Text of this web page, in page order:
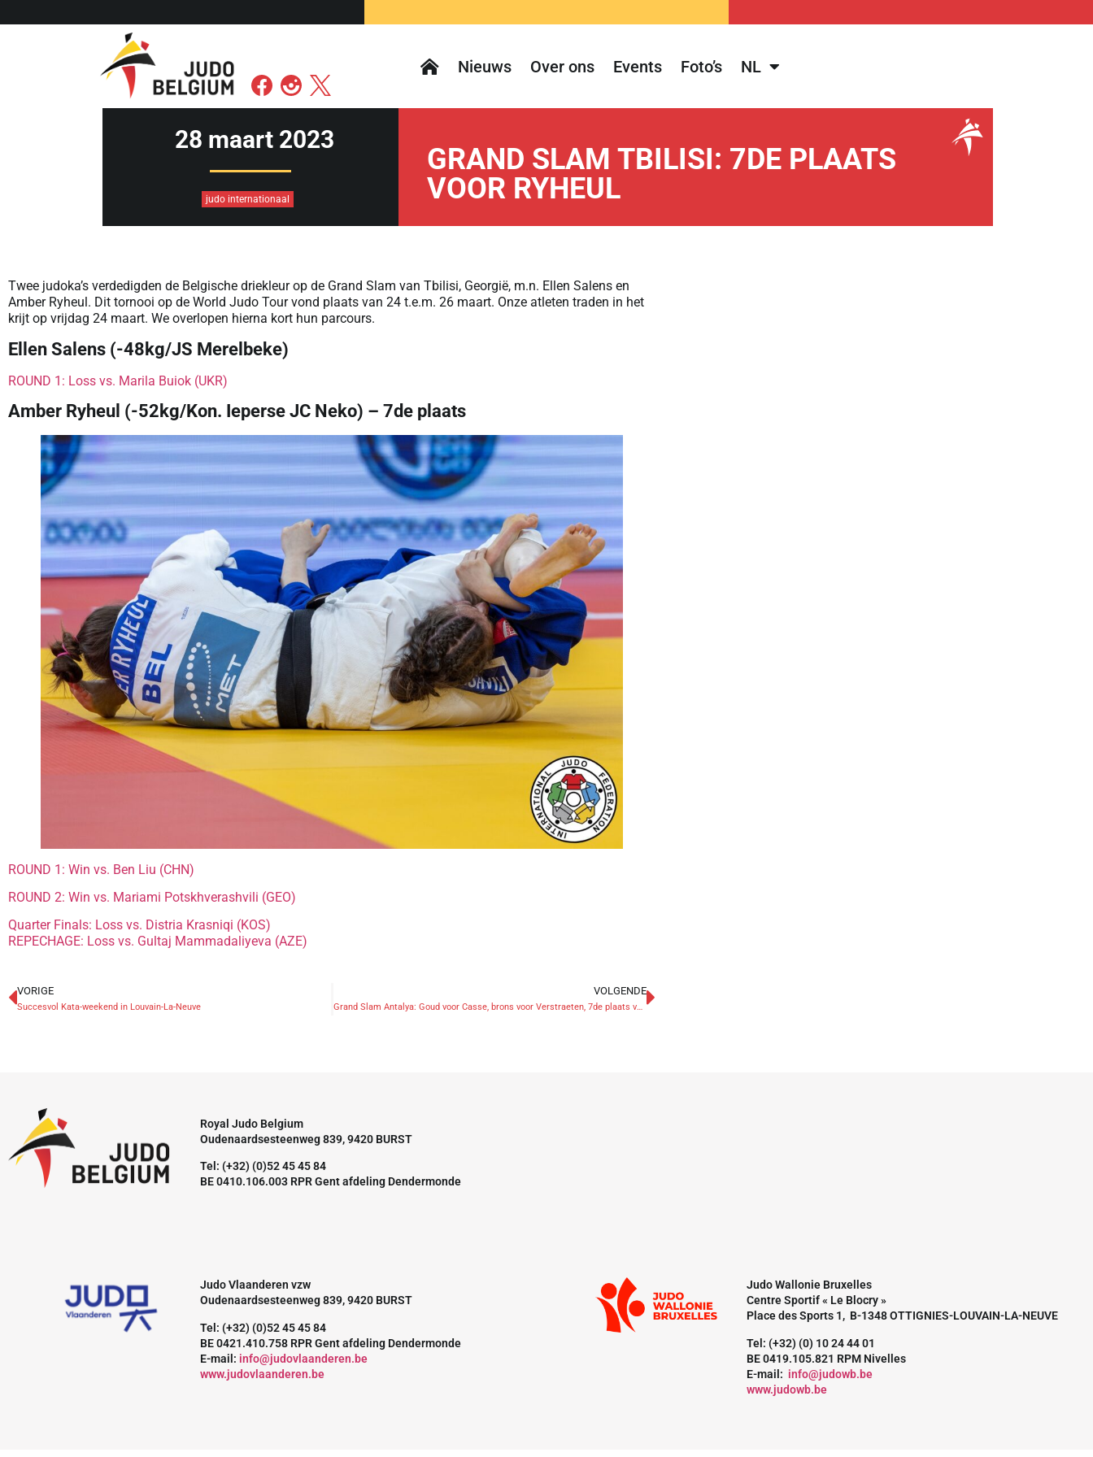
Nieuws Over ons Events Foto’s NL
28 maart 2023
judo internationaal
GRAND SLAM TBILISI: 7DE PLAATS
VOOR RYHEUL
Twee judoka’s verdedigden de Belgische driekleur op de Grand Slam van Tbilisi, Georgië, m.n. Ellen Salens en
Amber Ryheul. Dit tornooi op de World Judo Tour vond plaats van 24 t.e.m. 26 maart. Onze atleten traden in het
krijt op vrijdag 24 maart. We overlopen hierna kort hun parcours.
Ellen Salens (-48kg/JS Merelbeke)
ROUND 1: Loss vs. Marila Buiok (UKR)
Amber Ryheul (-52kg/Kon. Ieperse JC Neko) – 7de plaats
ROUND 1: Win vs. Ben Liu (CHN)
ROUND 2: Win vs. Mariami Potskhverashvili (GEO)
Quarter Finals: Loss vs. Distria Krasniqi (KOS)
REPECHAGE: Loss vs. Gultaj Mammadaliyeva (AZE)
VORIGE
Succesvol Kata-weekend in Louvain-La-Neuve
VOLGENDE
Grand Slam Antalya: Goud voor Casse, brons voor Verstraeten, 7de plaats voor Foubert
Royal Judo Belgium
Oudenaardsesteenweg 839, 9420 BURST
Tel: (+32) (0)52 45 45 84
BE 0410.106.003 RPR Gent afdeling Dendermonde
Judo Vlaanderen vzw
Oudenaardsesteenweg 839, 9420 BURST
Tel: (+32) (0)52 45 45 84
BE 0421.410.758 RPR Gent afdeling Dendermonde
E-mail: info@judovlaanderen.be
www.judovlaanderen.be
Judo Wallonie Bruxelles
Centre Sportif « Le Blocry »
Place des Sports 1, B-1348 OTTIGNIES-LOUVAIN-LA-NEUVE
Tel: (+32) (0) 10 24 44 01
BE 0419.105.821 RPM Nivelles
E-mail: info@judowb.be
www.judowb.be